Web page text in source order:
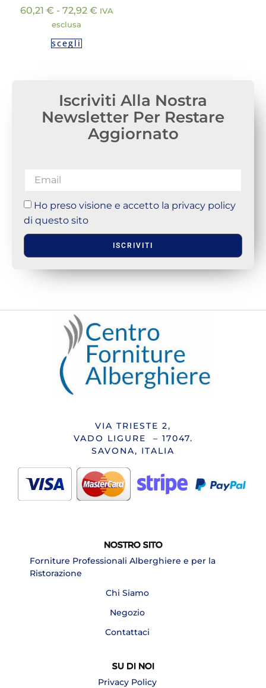
60,21 € - 72,92 € IVA
esclusa
scegli
Iscriviti Alla Nostra
Newsletter Per Restare
Aggiornato
Ho preso visione e accetto la privacy policy
di questo sito
ISCRIVITI
VIA TRIESTE 2,
VADO LIGURE – 17047.
SAVONA, ITALIA
NOSTRO SITO
Forniture Professionali Alberghiere e per la
Ristorazione
Chi Siamo
Negozio
Contattaci
SU DI NOI
Privacy Policy